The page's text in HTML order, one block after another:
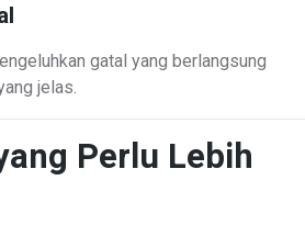
gatal yang berlangsung
jelas.
Perlu Lebih